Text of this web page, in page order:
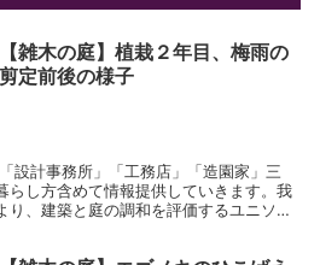
【雑木の庭】植栽２年目、梅雨の
剪定前後の様子
設計事務所」「工務店」「造園家」三
らし方含めて情報提供していきます。我
り、建築と庭の調和を評価するユニソン